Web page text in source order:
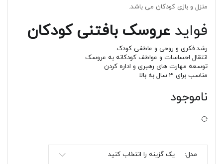
منزل و بازی کودکان می باشد.
فواید عروسک بافتنی کودکان
رشد فکری و روحی و عاطفی کودک
انتقال احساسات و عواطف کودکانه به عروسک
توسعه مهارت های رهبری و اداره کردن
مناسب برای 3 سال به بالا
ناموجود
مدل:
یک گزینه را انتخاب کنید